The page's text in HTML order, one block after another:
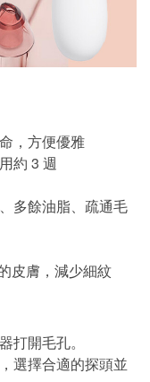
，方便優雅
約 3 週
多餘油脂、疏通毛
皮膚，減少細紋
打開毛孔。
選擇合適的探頭並